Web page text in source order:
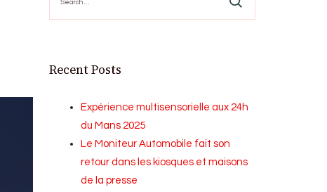
Recent Posts
Expérience multisensorielle aux 24h
du Mans 2025
Le Moniteur Automobile fait son
retour dans les kiosques et maisons
de la presse